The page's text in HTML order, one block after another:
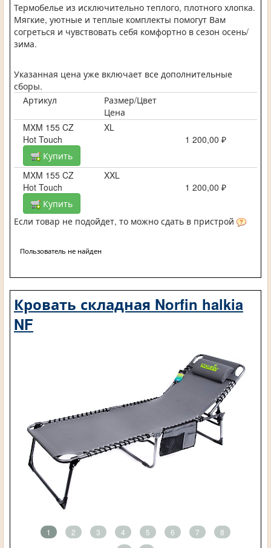
Термобелье из исключительно теплого, плотного хлопка.
Мягкие, уютные и теплые комплекты помогут Вам
согреться и чувствовать себя комфортно в сезон осень/
зима.
Указанная цена уже включает все дополнительные
сборы.
Артикул
Размер/Цвет
Цена
MXM 155 CZ
Hot Touch
XL
1 200,00 ₽
Купить
MXM 155 CZ
Hot Touch
XXL
1 200,00 ₽
Купить
Если товар не подойдет, то можно сдать в пристрой
Пользователь не найден
Кровать складная Norfin halkia
NF
1 2 3 4 5 6 7 8